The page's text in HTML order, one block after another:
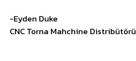
-Eyden Duke
CNC Torna Mahchine Distribütörü